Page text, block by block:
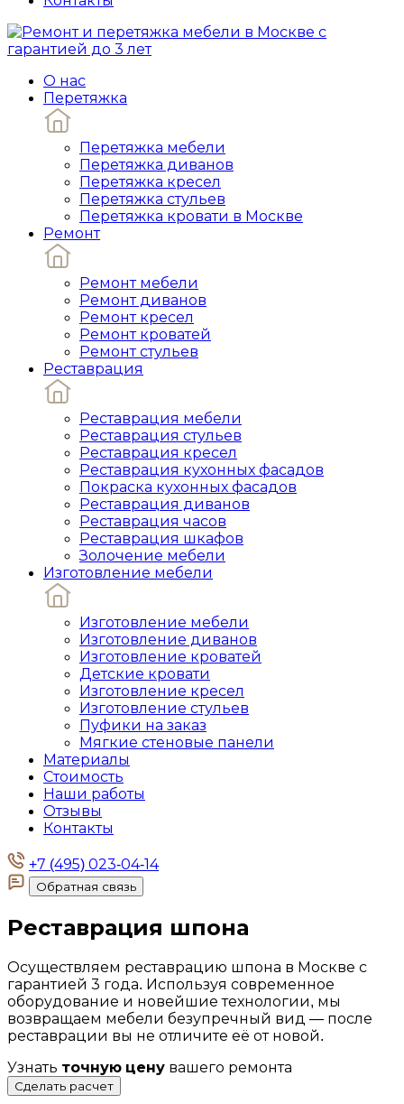
О нас
Перетяжка
Перетяжка мебели
Перетяжка диванов
Перетяжка кресел
Перетяжка стульев
Перетяжка кровати в Москве
Ремонт
Ремонт мебели
Ремонт диванов
Ремонт кресел
Ремонт кроватей
Ремонт стульев
Реставрация
Реставрация мебели
Реставрация стульев
Реставрация кресел
Реставрация кухонных фасадов
Покраска кухонных фасадов
Реставрация диванов
Реставрация часов
Реставрация шкафов
Золочение мебели
Изготовление мебели
Изготовление мебели
Изготовление диванов
Изготовление кроватей
Детские кровати
Изготовление кресел
Изготовление стульев
Пуфики на заказ
Мягкие стеновые панели
Материалы
Стоимость
Наши работы
Отзывы
Контакты
+7 (495) 023-04-14
Обратная связь
Реставрация шпона
Осуществляем реставрацию шпона в Москве с
гарантией 3 года. Используя современное
оборудование и новейшие технологии, мы
возвращаем мебели безупречный вид — после
реставрации вы не отличите её от новой.
Узнать точную цену вашего ремонта
Сделать расчет